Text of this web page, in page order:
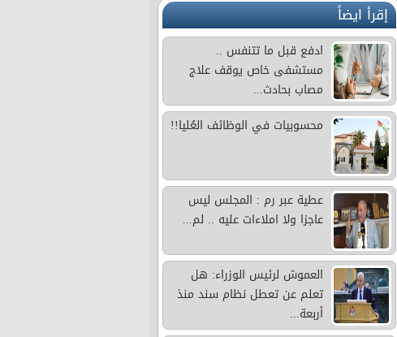
إقرأ ايضاً
ادفع قبل ما تتنفس ..
مستشفى خاص يوقف علاج
مصاب بحادث...
محسوبيات في الوظائف العُليا!!
عطية عبر رم : المجلس ليس
عاجزا ولا املاءات عليه .. لم...
العموش لرئيس الوزراء: هل
تعلم عن تعطل نظام سند منذ
أربعة...